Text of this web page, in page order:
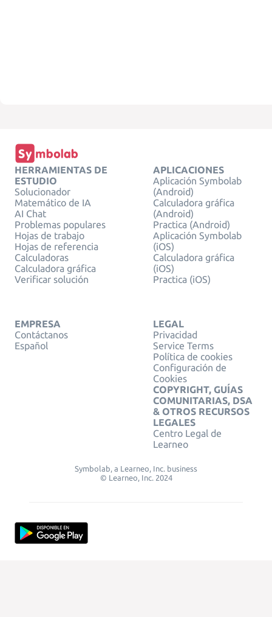
HERRAMIENTAS DE
ESTUDIO
Solucionador
Matemático de IA
AI Chat
Problemas populares
Hojas de trabajo
Hojas de referencia
Calculadoras
Calculadora gráfica
Verificar solución
APLICACIONES
Aplicación Symbolab
(Android)
Calculadora gráfica
(Android)
Practica (Android)
Aplicación Symbolab
(iOS)
Calculadora gráfica
(iOS)
Practica (iOS)
EMPRESA
Contáctanos
Español
LEGAL
Privacidad
Service Terms
Política de cookies
Configuración de
Cookies
COPYRIGHT, GUÍAS
COMUNITARIAS, DSA
& OTROS RECURSOS
LEGALES
Centro Legal de
Learneo
Symbolab, a Learneo, Inc. business
© Learneo, Inc. 2024